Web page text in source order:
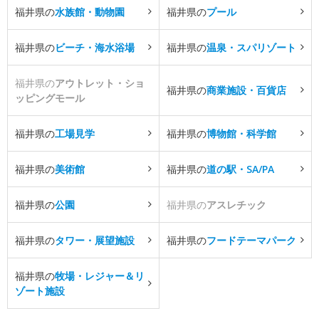
福井県の水族館・動物園 福井県のプール
福井県のビーチ・海水浴場 福井県の温泉・スパリゾート
福井県のアウトレット・ショ
ッピングモール
福井県の商業施設・百貨店
福井県の工場見学 福井県の博物館・科学館
福井県の美術館 福井県の道の駅・SA/PA
福井県の公園 福井県のアスレチック
福井県のタワー・展望施設 福井県のフードテーマパーク
福井県の牧場・レジャー＆リ
ゾート施設